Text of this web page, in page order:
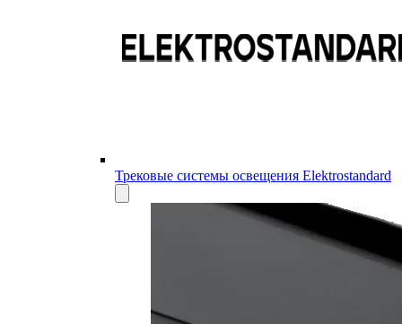
Трековые системы освещения Elektrostandard